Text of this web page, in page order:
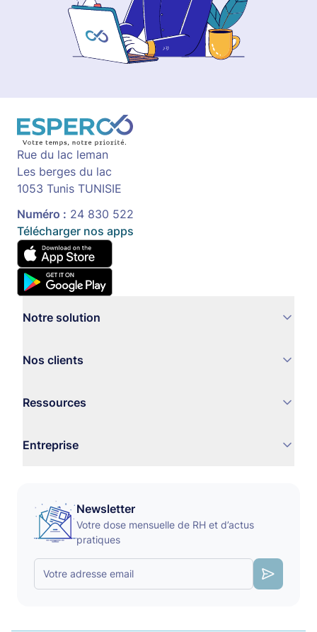
Rue du lac leman
Les berges du lac
1053 Tunis TUNISIE
Numéro : 24 830 522
Télécharger nos apps
Notre solution
Nos clients
Ressources
Entreprise
Newsletter
Votre dose mensuelle de RH et d’actus
pratiques
Votre adresse email